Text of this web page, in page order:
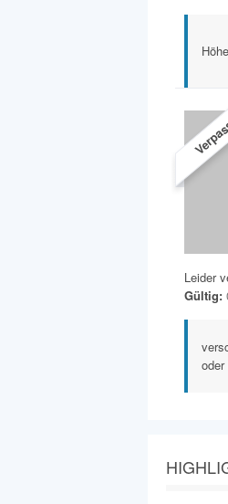
Leider
Gültig: